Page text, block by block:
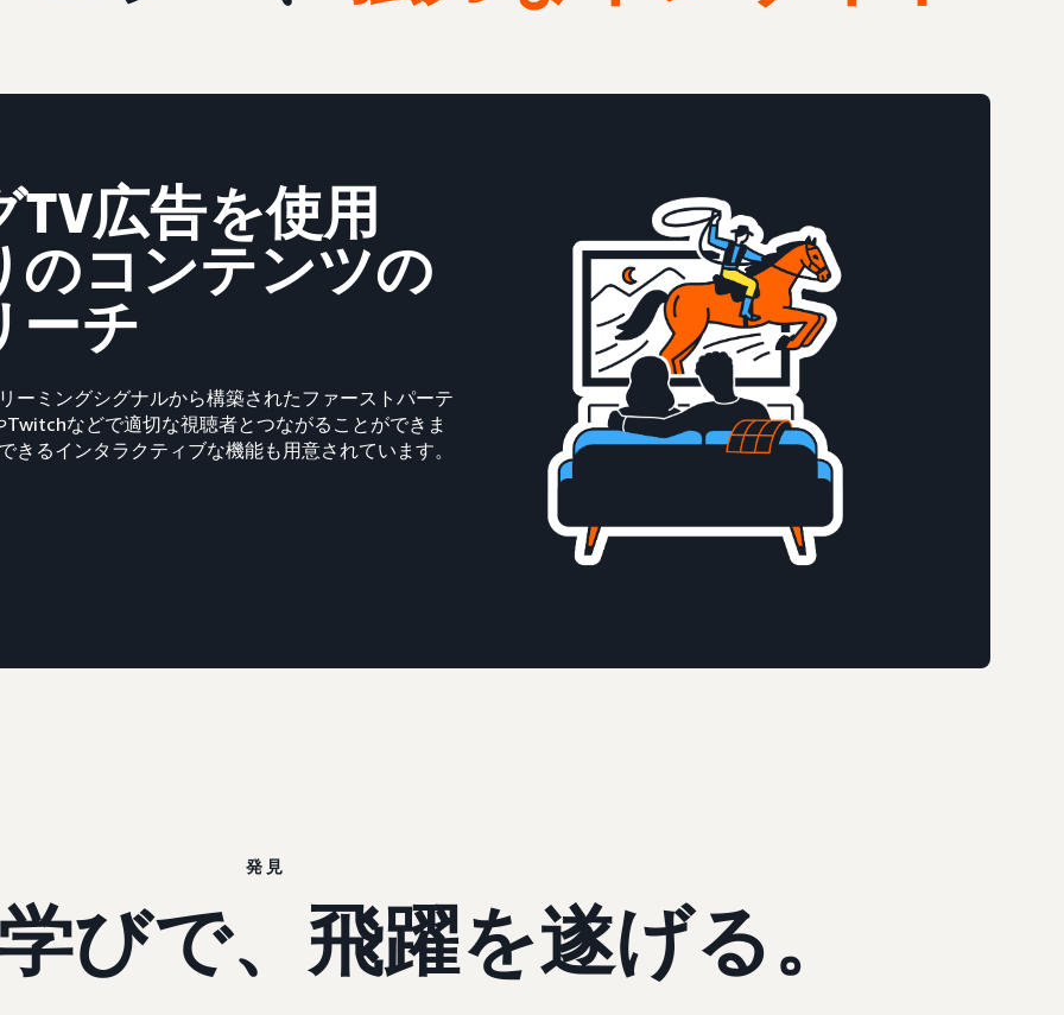
広告を使用
のコンテンツの
ーチ
ーミングシグナルから構築されたファーストパーテ
などで適切な視聴者とつながることができま
るインタラクティブな機能も用意されています。
発見
びで、飛躍を遂げる。